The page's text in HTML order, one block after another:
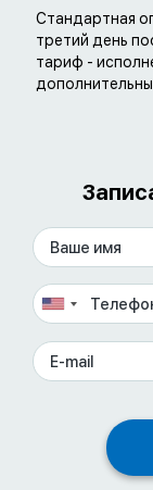
Стандартная
третий день
тариф -